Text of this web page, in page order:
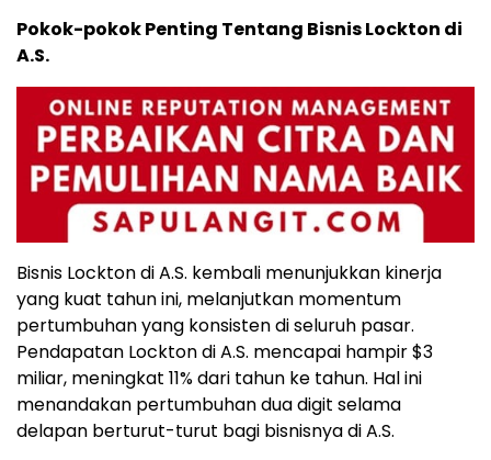
Pokok-pokok Penting Tentang Bisnis Lockton di
A.S.
Bisnis Lockton di A.S. kembali menunjukkan kinerja
yang kuat tahun ini, melanjutkan momentum
pertumbuhan yang konsisten di seluruh pasar.
Pendapatan Lockton di A.S. mencapai hampir $3
miliar, meningkat 11% dari tahun ke tahun. Hal ini
menandakan pertumbuhan dua digit selama
delapan berturut-turut bagi bisnisnya di A.S.